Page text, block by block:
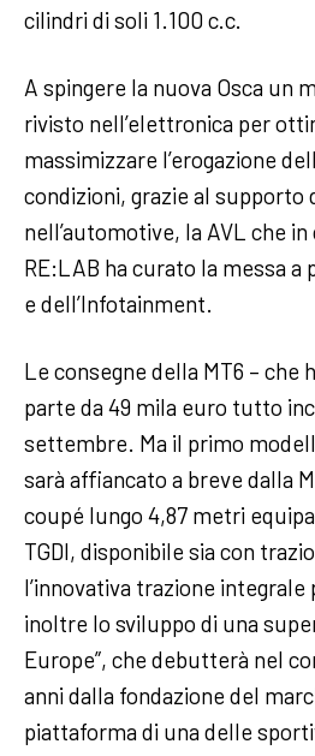
cilindri di soli 1.100 c.c.
A spingere la nuova Osca un
rivisto nell’elettronica per
massimizzare l’erogazione
condizioni, grazie al supporto
nell’automotive, la AVL che
RE:LAB ha curato la messa a
e dell’Infotainment.
Le consegne della MT6 – che
parte da 49 mila euro tutto
settembre. Ma il primo
sarà affiancato a breve dalla
coupé lungo 4,87 metri
TGDI, disponibile sia con
l’innovativa trazione
inoltre lo sviluppo di una
Europe”, che debutterà nel
anni dalla fondazione del
piattaforma di una delle